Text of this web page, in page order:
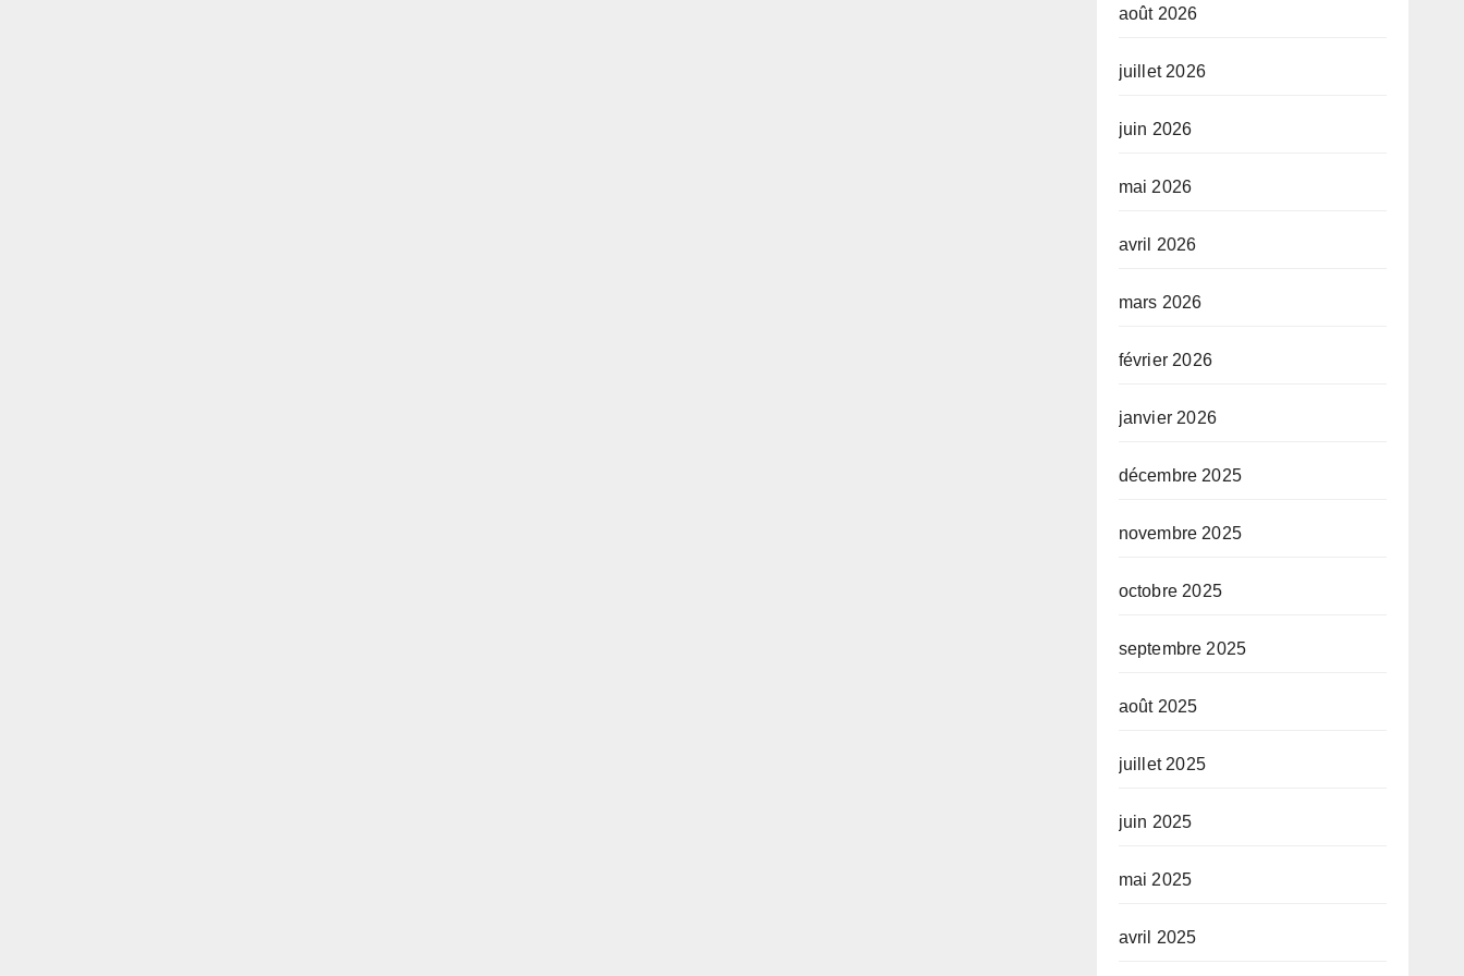
août 2026
juillet 2026
juin 2026
mai 2026
avril 2026
mars 2026
février 2026
janvier 2026
décembre 2025
novembre 2025
octobre 2025
septembre 2025
août 2025
juillet 2025
juin 2025
mai 2025
avril 2025